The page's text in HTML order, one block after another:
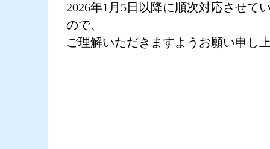
2026年1月5日以降に順次対応させて
ので、
ご理解いただきますよう お願い申し